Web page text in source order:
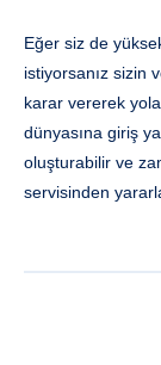
Eğer siz de
istiyorsanız sizin
karar vererek
dünyasına giriş
oluşturabilir ve
servisinden